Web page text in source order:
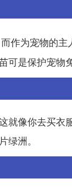
作为宠物的
是保护宠物
像你去买衣
洲。